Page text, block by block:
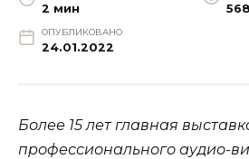
2 мин 568
ОПУБЛИКОВАНО
24.01.2022
Более 15 лет главная
профессионального аудио-